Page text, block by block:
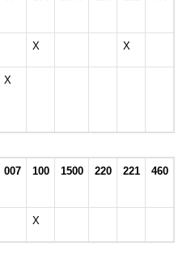
X X
X
007 100 1500 220 221 460
X